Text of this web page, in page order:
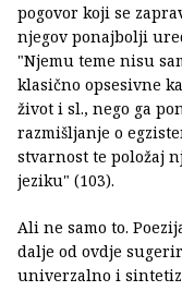
pogovor koji se
njegov ponajbolji
"Njemu teme nisu
klasično opsesivne
život i sl., nego ga
razmišljanje o
stvarnost te položaj
jeziku" (103).
Ali ne samo to.
dalje od ovdje
univerzalno i